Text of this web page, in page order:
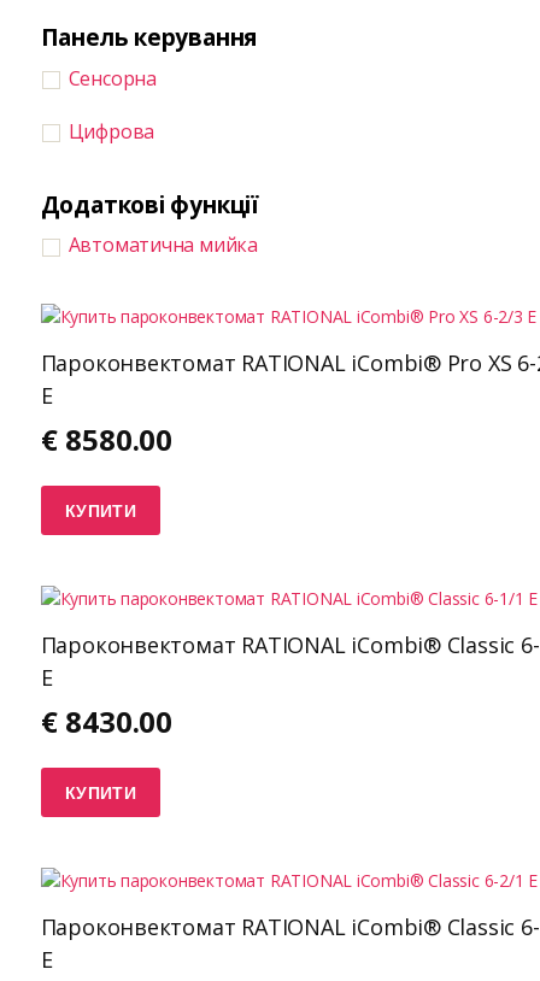
Панель керування
Сенсорна
Цифрова
Додаткові функції
Автоматична мийка
Пароконвектомат RATIONAL iCombi® Pro XS
E
€ 8580.00
КУПИТИ
Пароконвектомат RATIONAL iCombi® Classic
E
€ 8430.00
КУПИТИ
Пароконвектомат RATIONAL iCombi® Classic
E